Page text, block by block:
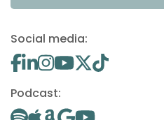
Social media:
Podcast: